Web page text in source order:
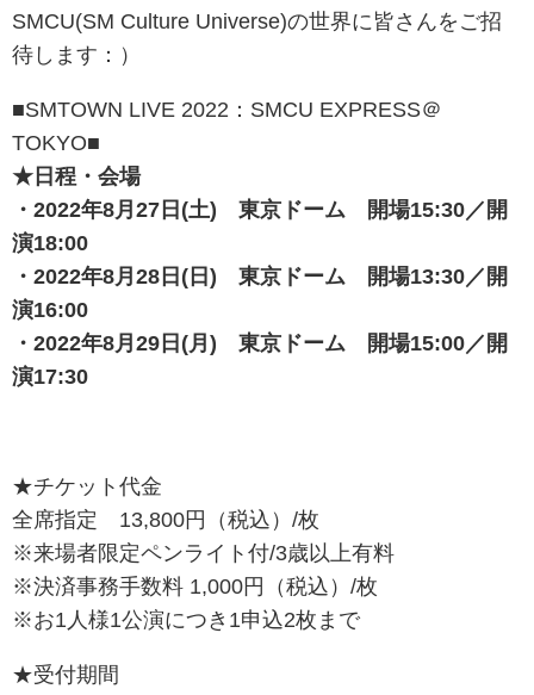
SMCU(SM Culture Universe)の世界に皆さんをご招
待します：）
■SMTOWN LIVE 2022：SMCU EXPRESS＠
TOKYO■
★日程・会場
・2022年8月27日(土) 東京ドーム 開場15:30／開
演18:00
・2022年8月28日(日) 東京ドーム 開場13:30／開
演16:00
・2022年8月29日(月) 東京ドーム 開場15:00／開
演17:30
★チケット代金
全席指定 13,800円（税込）/枚
※来場者限定ペンライト付/3歳以上有料
※決済事務手数料 1,000円（税込）/枚
※お1人様1公演につき1申込2枚まで
★受付期間